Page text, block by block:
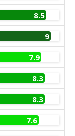
8.5
9
7.9
8.3
8.3
7.6